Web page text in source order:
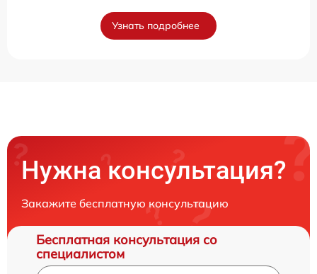
Узнать подробнее
Нужна консультация?
Закажите бесплатную консультацию
Бесплатная консультация со
специалистом